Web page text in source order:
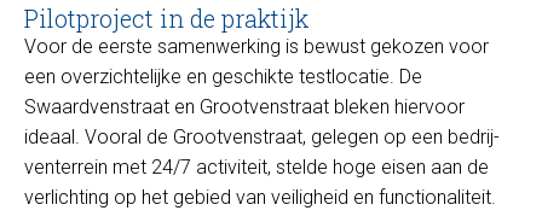
Pilotproject in de praktijk
Voor de eerste samenwerking is bewust gekozen voor
een overzichtelijke en geschikte testlocatie. De
Swaardvenstraat en Grootvenstraat bleken hiervoor
ideaal. Vooral de Grootvenstraat, gelegen op een bedrij-
venterrein met 24/7 activiteit, stelde hoge eisen aan de
verlichting op het gebied van veiligheid en functionaliteit.